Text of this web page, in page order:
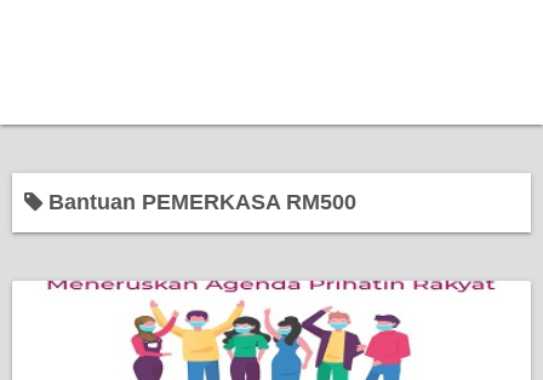
Bantuan PEMERKASA RM500